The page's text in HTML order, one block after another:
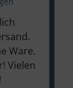
Ware.
Vielen